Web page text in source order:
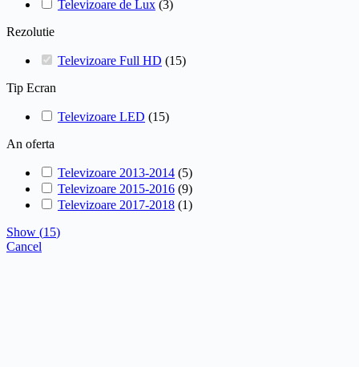
Televizoare de Lux (3)
Rezolutie
Televizoare Full HD (15)
Tip Ecran
Televizoare LED (15)
An oferta
Televizoare 2013-2014 (5)
Televizoare 2015-2016 (9)
Televizoare 2017-2018 (1)
Show (15)
Cancel